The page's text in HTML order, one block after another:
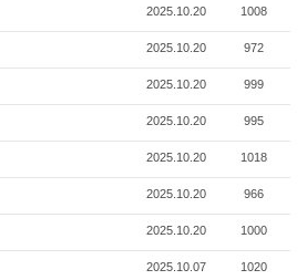
2025.10.20 1008
2025.10.20 972
2025.10.20 999
2025.10.20 995
2025.10.20 1018
2025.10.20 966
2025.10.20 1000
2025.10.07 1020